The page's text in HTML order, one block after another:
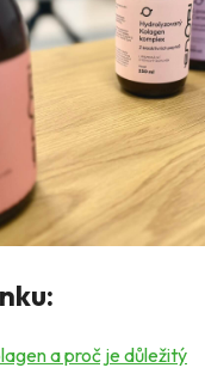
a proč je důležitý